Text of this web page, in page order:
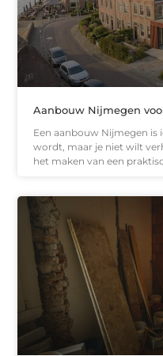
Aanbouw Nijmegen
Een aanbouw Nijmegen is
wordt, maar je niet wilt
het maken van een